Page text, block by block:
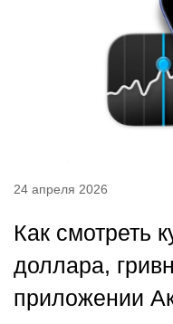
24 апреля 2026
Как смотреть
доллара,
приложении